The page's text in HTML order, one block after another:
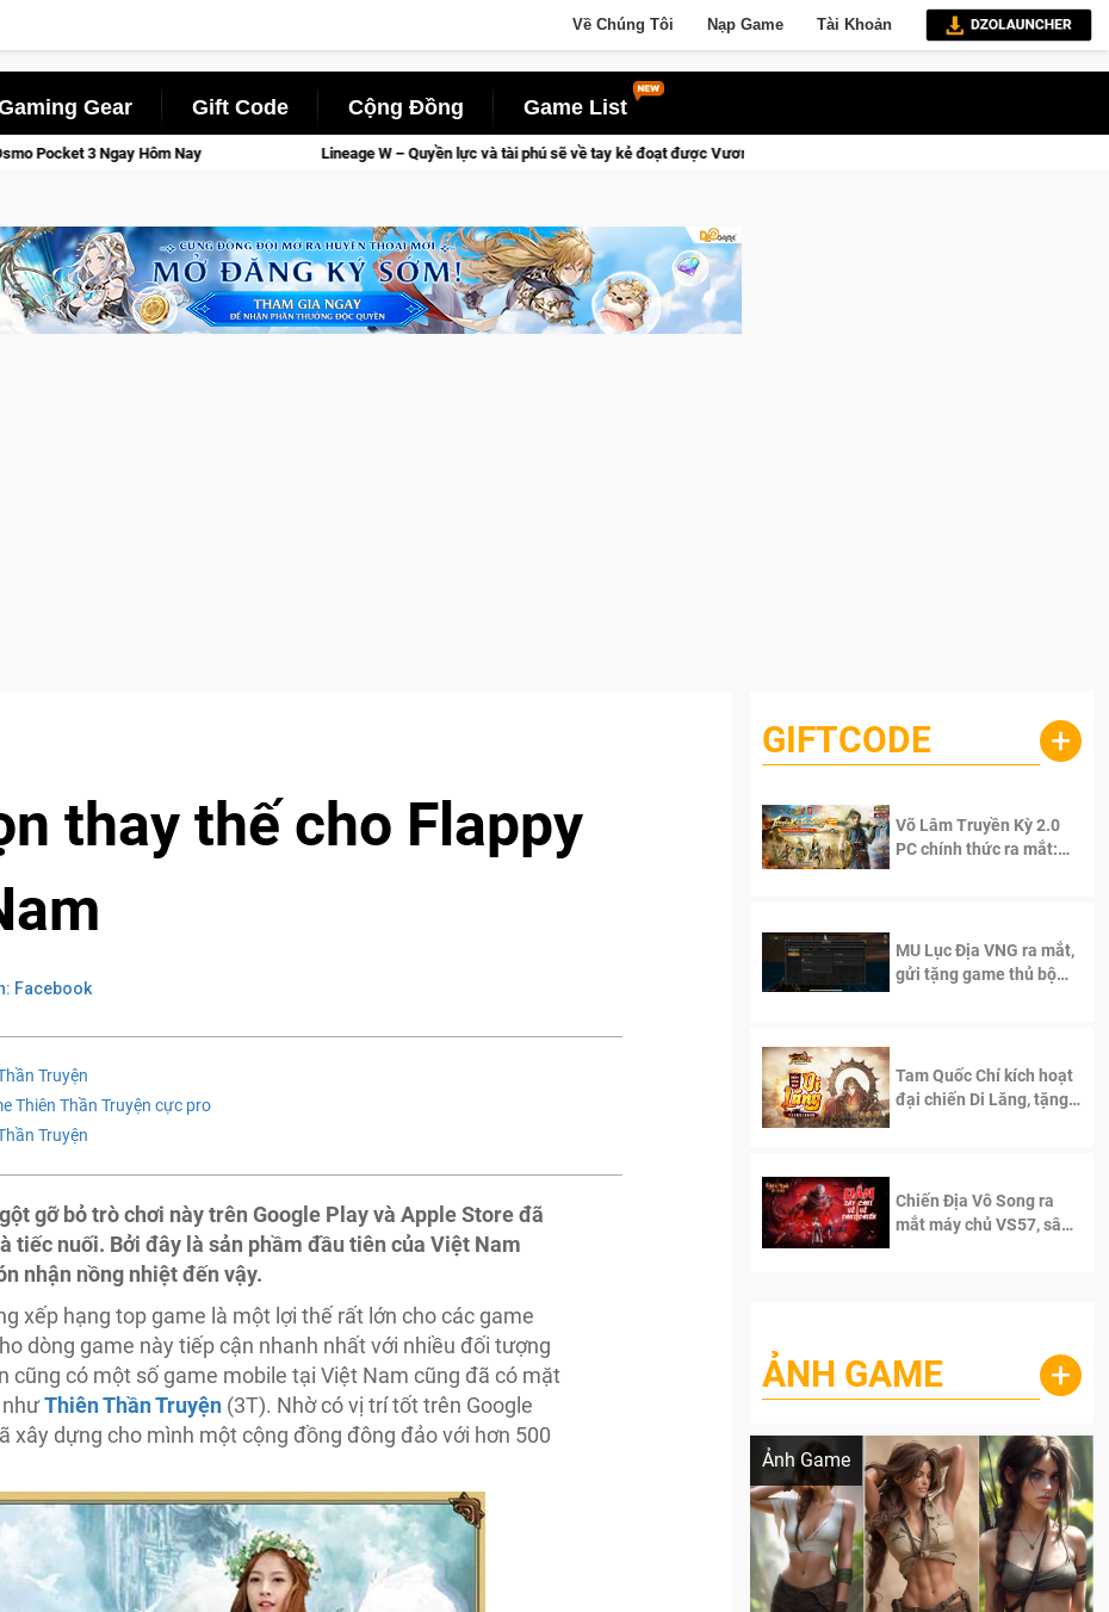
Về Chúng Tôi Nạp Game Tài Khoản
Gear Gift Code Cộng Đồng Game List
Lineage W – Quyền lực và tài phú sẽ về tay kẻ đoạt được Vương Quyền thành Kent sắp tới!
thay thế cho Flappy
Facebook
Truyện
Thiên Thần Truyện cực pro
Truyện
gỡ bỏ trò chơi này trên Google Play và Apple Store đã
tiếc nuối. Bởi đây là sản phầm đầu tiên của Việt Nam
nhận nồng nhiệt đến vậy.
xếp hạng top game là một lợi thế rất lớn cho các game
dòng game này tiếp cận nhanh nhất với nhiều đối tượng
cũng có một số game mobile tại Việt Nam cũng đã có mặt
nhưThiên Thần Truyện (3T). Nhờ có vị trí tốt trên Google
xây dựng cho mình một cộng đồng đông đảo với hơn 500
GIFTCODE +
Võ Lâm Truyền Kỳ 2.0
PC chính thức ra mắt:
MU Lục Địa VNG ra mắt,
gửi tặng game thủ bộ
Tam Quốc Chí kích hoạt
đại chiến Di Lăng, tặng
Chiến Địa Vô Song ra
mắt máy chủ VS57, sân
ẢNH GAME +
Ảnh Game
Lala Croft vừa nóng vừa xinh dưới nét vẽ